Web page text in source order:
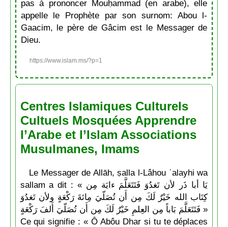
pas à prononcer Mouḥammad (en arabe), elle
appelle le Prophète par son surnom: Abou l-
Gaacim, le père de Gâcim est le Messager de
Dieu.
https://www.islam.ms/?p=1
Centres Islamiques Culturels
Cultuels Mosquées Apprendre
l’Arabe et l’Islam Associations
Musulmanes, Imams
Le Messager de Allāh, ṣalla l-Lâhou ʿalayhi wa
sallam a dit : « يَا أبا ذَر لأن تَغدُوَ فَتَتَعَلَّمَ ءايَة مِن
كِتَاب الله خَيْرٌ لَكَ مِن أَن تُصَلّيَ مِائةَ رَكْعَةٍ ولأن تَغدُوَ
فَتَتَعَلَّمَ بَاباً مِن العِلمِ خَيْرٌ لَكَ مِن أَن تُصَلّيَ أَلفَ رَكْعَةٍ »
Ce qui signifie : « Ô Abôu Dhar si tu te déplaces